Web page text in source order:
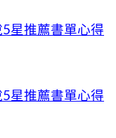
星推薦書單心得
星推薦書單心得